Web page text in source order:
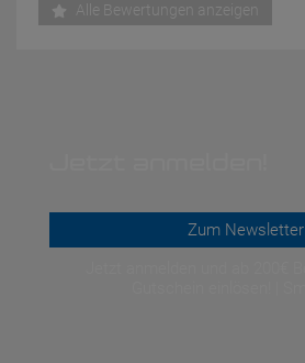
Alle Bewertungen anzeigen
Zum Newsletter